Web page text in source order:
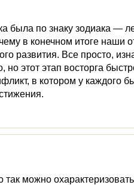
была по знаку зодиака —
в конечном итоге наши
развития. Все просто,
этот этап восторга
в котором у каждого
можно